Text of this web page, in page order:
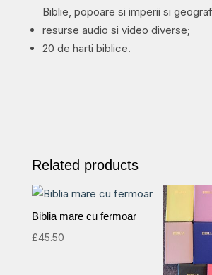
Biblie, popoare si imperii si
resurse audio si video diverse;
20 de harti biblice.
Related products
Biblia mare cu fermoar
£45.50